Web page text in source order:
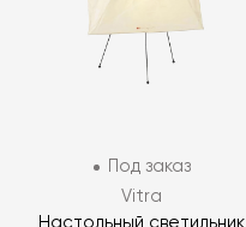
Под заказ
Vitra
Настольный светильник